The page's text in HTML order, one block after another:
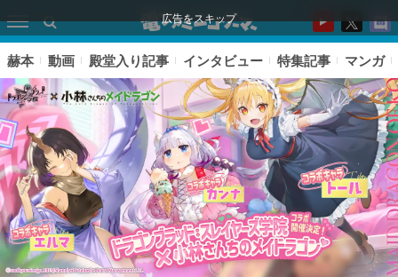
広告をスキップ
赫本 動画 殿堂入り記事 インタビュー 特集記事 マンガ